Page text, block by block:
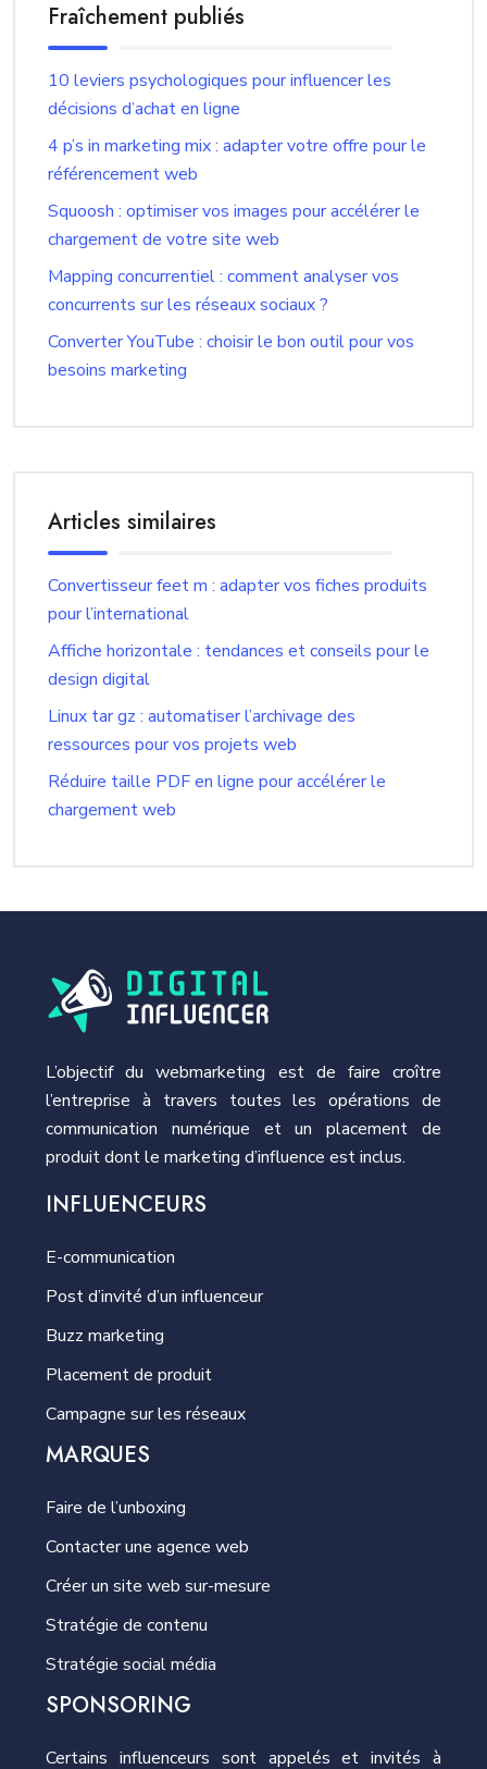
Fraîchement publiés
10 leviers psychologiques pour influencer les
décisions d’achat en ligne
4 p’s in marketing mix : adapter votre offre pour le
référencement web
Squoosh : optimiser vos images pour accélérer le
chargement de votre site web
Mapping concurrentiel : comment analyser vos
concurrents sur les réseaux sociaux ?
Converter YouTube : choisir le bon outil pour vos
besoins marketing
Articles similaires
Convertisseur feet m : adapter vos fiches produits
pour l’international
Affiche horizontale : tendances et conseils pour le
design digital
Linux tar gz : automatiser l’archivage des
ressources pour vos projets web
Réduire taille PDF en ligne pour accélérer le
chargement web
L’objectif du webmarketing est de faire croître
l’entreprise à travers toutes les opérations de
communication numérique et un placement de
produit dont le marketing d’influence est inclus.
INFLUENCEURS
E-communication
Post d’invité d’un influenceur
Buzz marketing
Placement de produit
Campagne sur les réseaux
MARQUES
Faire de l’unboxing
Contacter une agence web
Créer un site web sur-mesure
Stratégie de contenu
Stratégie social média
SPONSORING
Certains influenceurs sont appelés et invités à